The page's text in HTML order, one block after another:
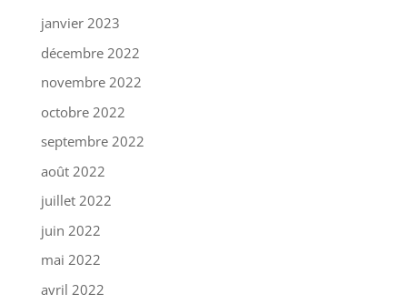
janvier 2023
décembre 2022
novembre 2022
octobre 2022
septembre 2022
août 2022
juillet 2022
juin 2022
mai 2022
avril 2022